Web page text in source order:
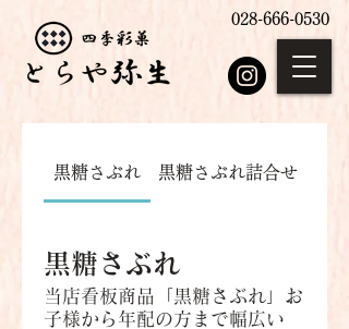
028-666-0530
黒糖さぶれ 黒糖さぶれ詰合せ
黒糖さぶれ
当店看板商品「黒糖さぶれ」お
子様から年配の方まで幅広い